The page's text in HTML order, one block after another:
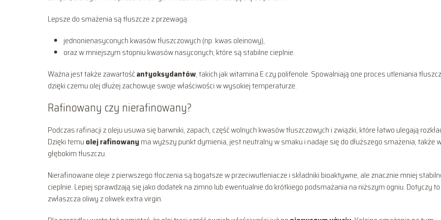
Lepsze do smażenia są tłuszcze z przewagą:
jednonienasyconych kwasów tłuszczowych (np. kwas oleinowy),
oraz w mniejszym stopniu kwasów nasyconych, które są stabilne cieplnie.
Ważna jest także zawartośćantyoksydantów, takich jak witamina E czy polifenole. Spowalniają one proces utleniania
dzięki czemu olej dłużej zachowuje swoje właściwości w wysokiej temperaturze.
Rafinowany czy nierafinowany?
Podczas rafinacji z oleju usuwa się barwniki, zapach, część wolnych kwasów tłuszczowych i związki, które łatwo ulegają
Dzięki temu olej rafinowany ma wyższy punkt dymienia, jest neutralny w smaku i nadaje się do dłuższego smażenia, także
głębokim tłuszczu.
Nierafinowane oleje z pierwszego tłoczenia są bogatsze w przeciwutleniacze i składniki bioaktywne, ale znacznie mniej
cieplnie. Lepiej sprawdzają się jako dodatek na zimno lub ewentualnie do krótkiego podsmażania na niższym ogniu. Dotyczy to
zwłaszcza oliwy z oliwek extra virgin.